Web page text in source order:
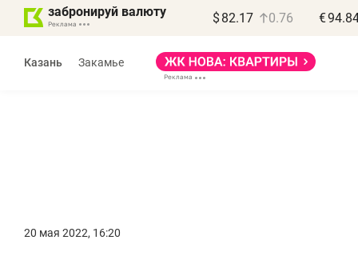
забронируй валюту $ 82.17 0.76 €
Казань Закамье
20 мая 2022, 16:20